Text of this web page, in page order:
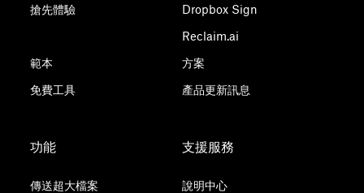
搶先體驗
範本
免費工具
Dropbox Sign
Reclaim.ai
方案
產品更新訊息
功能
傳送超大檔案
支援服務
說明中心